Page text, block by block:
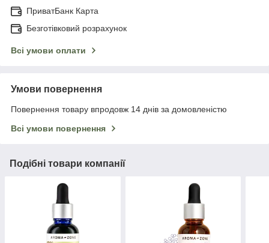
ПриватБанк Карта
Безготівковий розрахунок
Всі умови оплати
Умови повернення
Повернення товару впродовж 14 днів за домовленістю
Всі умови повернення
Подібні товари компанії